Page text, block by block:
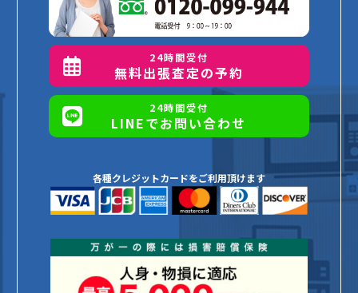
24時間受付
無料出張査定の予約
24時間受付
LINEでお問い合わせ
各種クレジットカードをご利用頂けます